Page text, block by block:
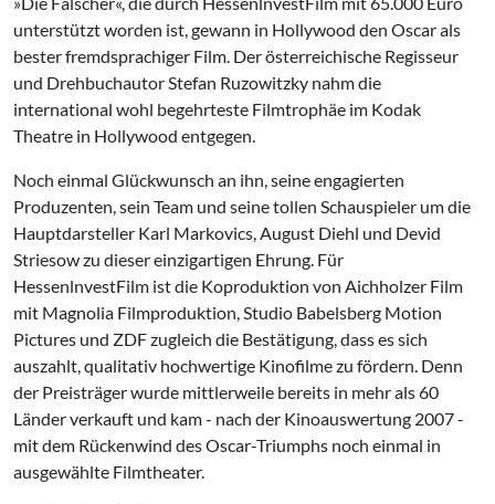
unterstützt worden ist, gewann in Hollywood den Oscar als
bester fremdsprachiger Film. Der österreichische Regisseur
und Drehbuchautor Stefan Ruzowitzky nahm die
international wohl begehrteste Filmtrophäe im Kodak
Theatre in Hollywood entgegen.
Noch einmal Glückwunsch an ihn, seine engagierten
Produzenten, sein Team und seine tollen Schauspieler um die
Hauptdarsteller Karl Markovics, August Diehl und Devid
Striesow zu dieser einzigartigen Ehrung. Für
HessenlnvestFilm ist die Koproduktion von Aichholzer Film
mit Magnolia Filmproduktion, Studio Babelsberg Motion
Pictures und ZDF zugleich die Bestätigung, dass es sich
auszahlt, qualitativ hochwertige Kinofilme zu fördern. Denn
der Preisträger wurde mittlerweile bereits in mehr als 60
Länder verkauft und kam - nach der Kinoauswertung 2007 -
mit dem Rückenwind des Oscar-Triumphs noch einmal in
ausgewählte Filmtheater.